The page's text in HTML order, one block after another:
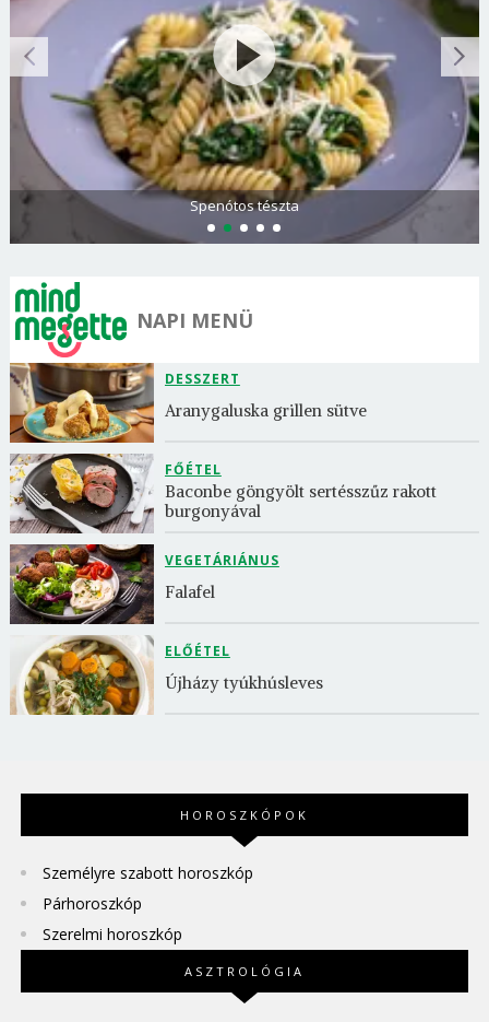
Spenótos tészta
NAPI MENÜ
DESSZERT
Aranygaluska grillen sütve
FŐÉTEL
Baconbe göngyölt sertésszűz rakott
burgonyával
VEGETÁRIÁNUS
Falafel
ELŐÉTEL
Újházy tyúkhúsleves
HOROSZKÓPOK
Személyre szabott horoszkóp
Párhoroszkóp
Szerelmi horoszkóp
ASZTROLÓGIA